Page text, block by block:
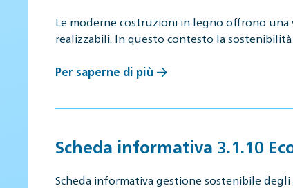
Le moderne costruzioni in legno offrono una
realizzabili. In questo contesto la sostenibilità
Per saperne di più
Scheda informativa 3.1.10
Scheda informativa gestione sostenibile